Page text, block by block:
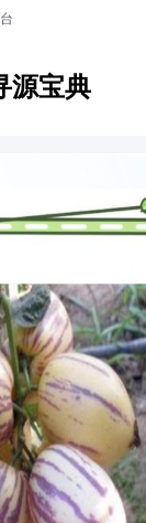
源宝典